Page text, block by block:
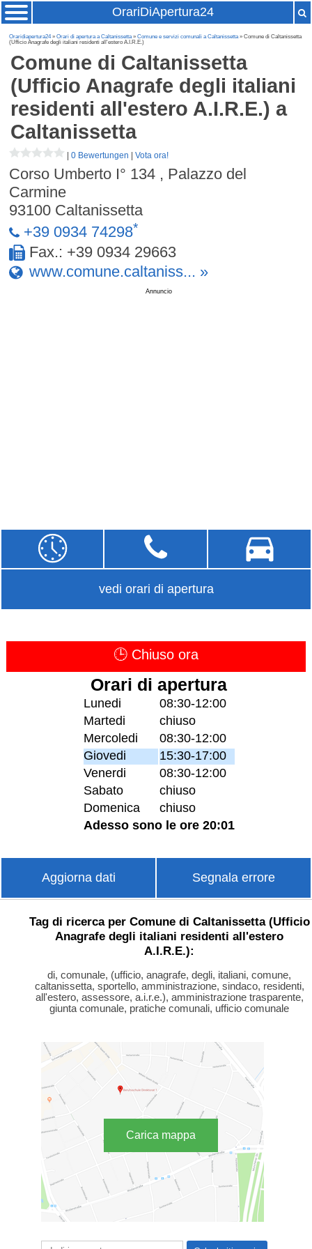
OrariDiApertura24
Oraridiapertura24»Orari di apertura a Caltanissetta»Comune e servizi comunali a Caltanissetta» Comune di Caltanissetta
(Ufficio Anagrafe degli italiani residenti all'estero A.I.R.E.)
Comune di Caltanissetta
(Ufficio Anagrafe degli italiani
residenti all'estero A.I.R.E.) a
Caltanissetta
|0 Bewertungen |Vota ora!
Corso Umberto I° 134 , Palazzo del
Carmine
93100 Caltanissetta
+39 0934 74298*
Fax.: +39 0934 29663
www.comune.caltaniss... »
Annuncio
vedi orari di apertura
🕒 Chiuso ora
Orari di apertura
Lunedi
08:30-12:00
Martedi
chiuso
Mercoledi
08:30-12:00
Giovedi
15:30-17:00
Venerdi
08:30-12:00
Sabato
chiuso
Domenica
chiuso
Adesso sono le ore 20:01
Aggiorna dati Segnala errore
Tag di ricerca per Comune di Caltanissetta (Ufficio
Anagrafe degli italiani residenti all'estero
A.I.R.E.):
di, comunale, (ufficio, anagrafe, degli, italiani, comune,
caltanissetta, sportello, amministrazione, sindaco, residenti,
all'estero, assessore, a.i.r.e.), amministrazione trasparente,
giunta comunale, pratiche comunali, ufficio comunale
Carica mappa